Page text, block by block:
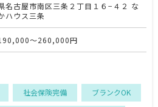
名古屋市南区三条２丁目１６−４２ な
ハウス三条
～260,000円
社会保険完備 ブランクOK